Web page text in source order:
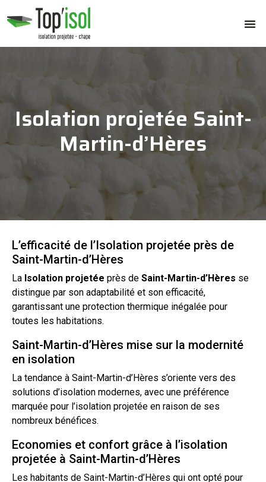
Isolation projetée Saint-
Martin-d’Hères
L’efficacité de l’Isolation projetée près de
Saint-Martin-d’Hères
La Isolation projetée près de Saint-Martin-d’Hères se
distingue par son adaptabilité et son efficacité,
garantissant une protection thermique inégalée pour
toutes les habitations.
Saint-Martin-d’Hères mise sur la modernité
en isolation
La tendance à Saint-Martin-d’Hères s’oriente vers des
solutions d’isolation modernes, avec une préférence
marquée pour l’isolation projetée en raison de ses
nombreux bénéfices.
Economies et confort grâce à l’isolation
projetée à Saint-Martin-d’Hères
Les habitants de Saint-Martin-d’Hères qui ont opté pour